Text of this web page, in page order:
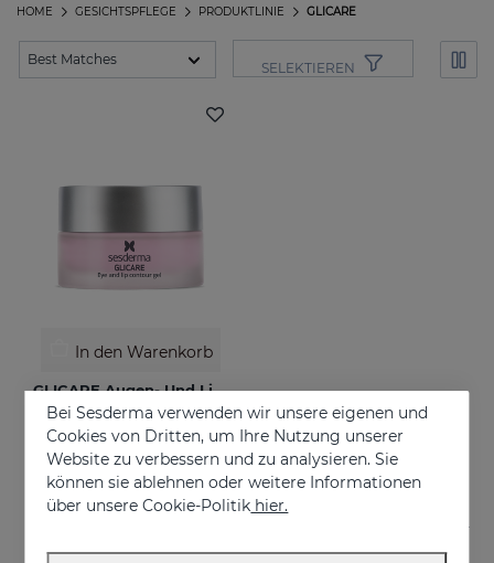
GLICARE
PRODUKTLINIE
GESICHTSPFLEGE
HOME
SELEKTIEREN
In den Warenkorb
GLICARE Augen- Und Lippenkonturengel
Reduces bags, dark circles and puffiness
€ 41,95
Bei Sesderma verwenden wir unsere eigenen und
Cookies von Dritten, um Ihre Nutzung unserer
Website zu verbessern und zu analysieren. Sie
können sie ablehnen oder weitere Informationen
über unsere Cookie-Politik hier.